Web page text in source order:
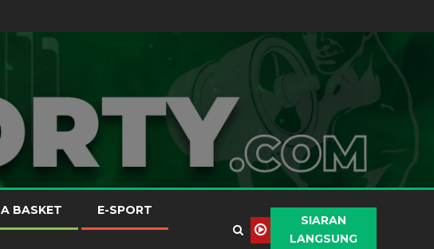
BASKET E-SPORT
SIARAN
LANGSUNG